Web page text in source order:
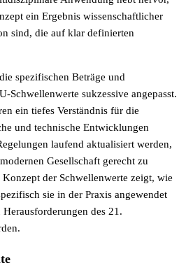
ein Ergebnis wissenschaftlicher
sind, die auf klar definierten
spezifischen Beträge und
Schwellenwerte sukzessive angepasst.
ein tiefes Verständnis für die
und technische Entwicklungen
laufend aktualisiert werden,
Gesellschaft gerecht zu
der Schwellenwerte zeigt, wie
sie in der Praxis angewendet
des 21.